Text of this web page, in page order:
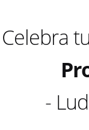
Celebra tu
-